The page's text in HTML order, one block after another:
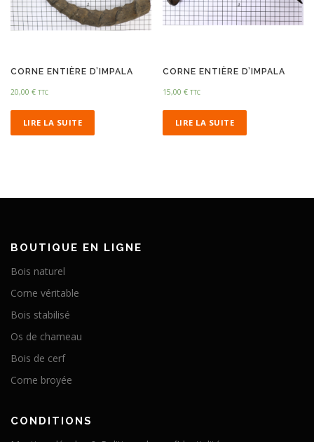
CORNE ENTIÈRE D’IMPALA
20,00 € TTC
LIRE LA SUITE
CORNE ENTIÈRE D’IMPALA
15,00€ TTC
LIRE LA SUITE
BOUTIQUE EN LIGNE
Bois naturel
Corne véritable
Bois stabilisé
Os de chameau
Bois de cerf
Corne broyée
CONDITIONS